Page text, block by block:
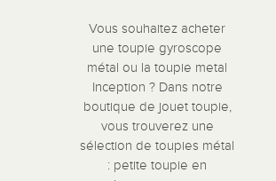
Vous souhaitez acheter
une toupie gyroscope
métal ou la toupie metal
Inception ? Dans notre
boutique de jouet toupie,
vous trouverez une
sélection de toupies métal
: petite toupie en